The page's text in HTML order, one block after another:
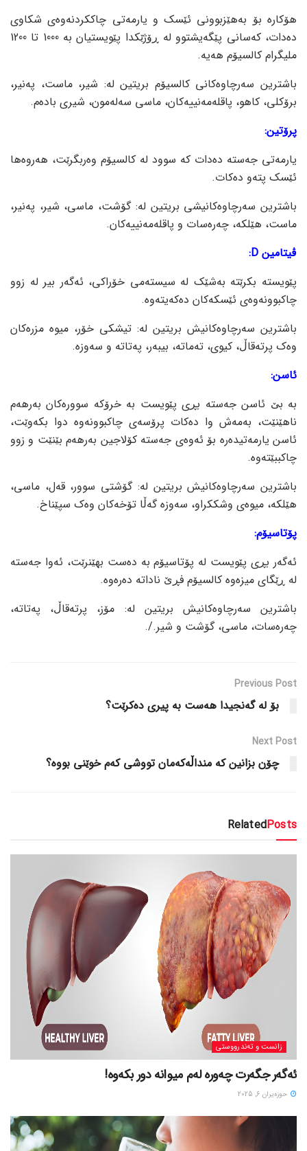
هۆکارە بۆ بەهێزبوونی ئێسک و یارمەتی چاککردنەوەی شکاوی
دەدات، کەسانی پێگەیشتوو لە ڕۆژێکدا پێویستیان بە 1000 تا 1200
ملیگرام کالسیۆم هەیە.
باشترین سەرچاوەکانی کالسیۆم بریتین لە: شیر، ماست، پەنیر،
برۆکلی، کاهو، پاقلەمەنییەکان، ماسی سەلەمون، شیری بادەم.
پرۆتین:
یارمەتی جەستە دەدات کە سوود لە کالسیۆم وەربگرێت، هەروەها
ئێسک پتەو دەکات.
باشترین سەرچاوەکانیشی بریتین لە: گۆشت، ماسی، شیر، پەنیر،
ماست، هێلکە، چەرەسات و پاقلەمەنییەکان.
ڤیتامین D:
پێویستە بکرێتە بەشێک لە سیستەمی خۆراکی، ئەگەر بیر لە زوو
چاکبوونەوەی ئێسکەکان دەکەیتەوە.
باشترین سەرچاوەکانیش بریتین لە: تیشکی خۆر، میوە مزرەکان
وەک پرتەقاڵ، کیوی، تەماتە، بیبەر، پەتاتە و سەوزە.
ئاسن:
بە بێ ئاسن جەستە بڕی پێویست بە خرۆکە سوورەکان بەرهەم
ناهێنێت، بەمەش وا دەکات پرۆسەی چاکبوونەوە دوا بکەوێت،
ئاسن یارمەتیدەرە بۆ ئەوەی جەستە کۆلاجین بەرهەم بێنێت و زوو
چاکببێتەوە.
باشترین سەرچاوەکانیش بریتین لە: گۆشتی سوور، قەل، ماسی،
هێلکە، میوەی وشککراو، سەوزە گەڵا تۆخەکان وەک سپێناخ.
پۆتاسیۆم:
ئەگەر بڕی پێویست لە پۆتاسیۆم بە دەست بهێنرێت، ئەوا جەستە
لە ڕێگای میزەوە کالسیۆم فڕێ ناداتە دەرەوە.
باشترین سەرچاوەکانیش بریتین لە: مۆز، پرتەقاڵ، پەتاتە،
چەرەسات، ماسی، گۆشت و شیر./.
Previous Post
بۆ لە گەنجیدا هەست بە پیری دەکرێت؟
Next Post
چۆن بزانین کە منداڵەکەمان تووشی کەم خوێنی بووە؟
RelatedPosts
زانست و تەندرووستی
ئەگەر جگەرت چەورە لەم میوانە دور بکەوە!
حوزه‌یران 6, 2025